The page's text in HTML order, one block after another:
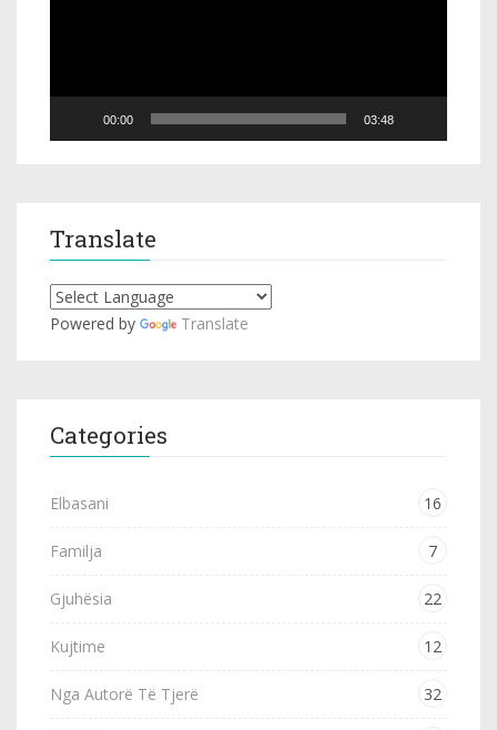
00:00 03:48
Translate
Powered by Translate
Categories
Elbasani 16
Familja 7
Gjuhësia 22
Kujtime 12
Nga Autorë Të Tjerë 32